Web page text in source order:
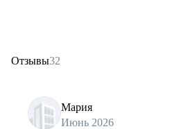
Отзывы32
Мария
Июнь 2026